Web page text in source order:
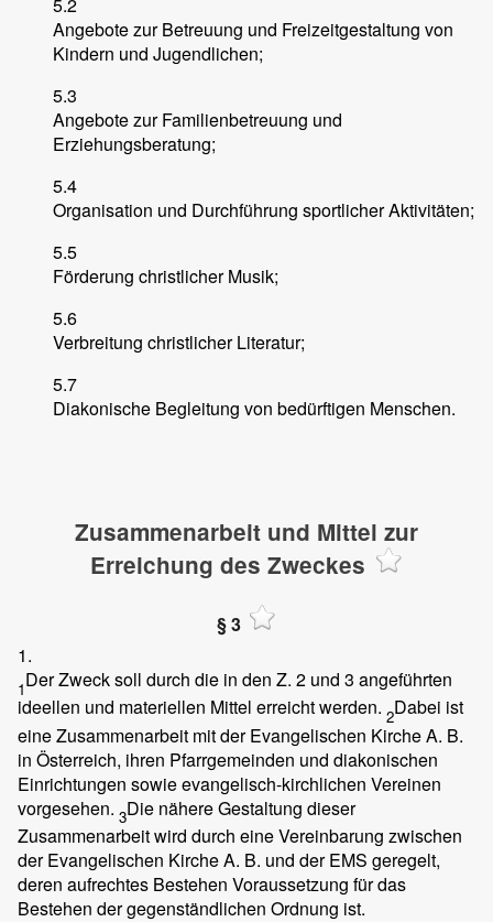
Angebote zur Betreuung und Freizeitgestaltung von
Kindern und Jugendlichen;
5.3
Angebote zur Familienbetreuung und
Erziehungsberatung;
5.4
Organisation und Durchführung sportlicher Aktivitäten;
5.5
Förderung christlicher Musik;
5.6
Verbreitung christlicher Literatur;
5.7
Diakonische Begleitung von bedürftigen Menschen.
Zusammenarbeit und Mittel zur
Erreichung des Zweckes
§ 3
1.
1Der Zweck soll durch die in den Z. 2 und 3 angeführten
ideellen und materiellen Mittel erreicht werden. 2Dabei ist
eine Zusammenarbeit mit der Evangelischen Kirche A. B.
in Österreich, ihren Pfarrgemeinden und diakonischen
Einrichtungen sowie evangelisch-kirchlichen Vereinen
vorgesehen. 3Die nähere Gestaltung dieser
Zusammenarbeit wird durch eine Vereinbarung zwischen
der Evangelischen Kirche A. B. und der EMS geregelt,
deren aufrechtes Bestehen Voraussetzung für das
Bestehen der gegenständlichen Ordnung ist.